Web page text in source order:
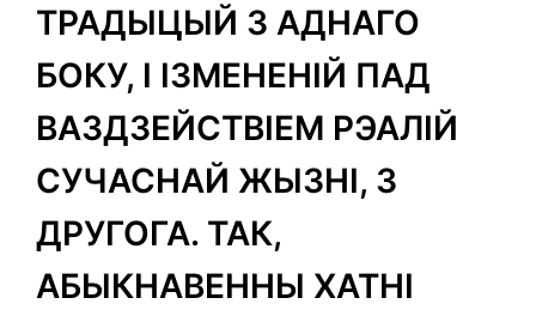
ТРАДЫЦЫЙ З АДНАГО
БОКУ, І ІЗМЕНЕНІЙ ПАД
ВАЗДЗЕЙСТВІЕМ РЭАЛІЙ
СУЧАСНАЙ ЖЫЗНІ, З
ДРУГОГА. ТАК,
АБЫКНАВЕННЫ ХАТНІ